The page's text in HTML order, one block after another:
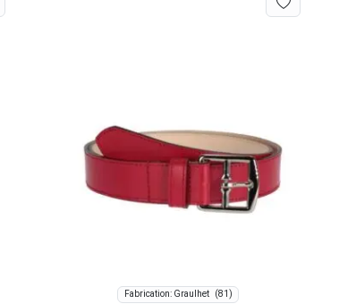
Fabrication: Graulhet (81)